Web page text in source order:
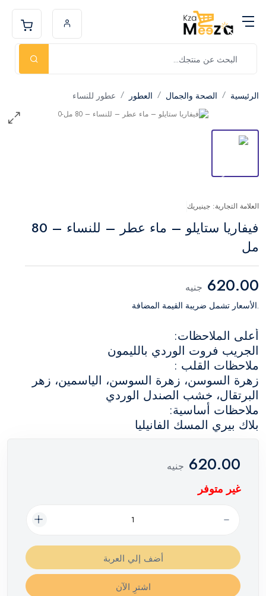
الرئيسية الصحة والجمال العطور عطور للنساء
العلامة التجارية: جينيريك
فيفاريا ستايلو – ماء عطر – للنساء – 80
مل
620.00 جنيه
.الأسعار تشمل ضريبة القيمة المضافة
أعلى الملاحظات:
الجريب فروت الوردي بالليمون
ملاحظات القلب :
زهرة السوسن، زهرة السوسن، الياسمين، زهر
البرتقال، خشب الصندل الوردي
ملاحظات أساسية:
بلاك بيري المسك الفانيليا
620.00 جنيه
غير متوفر
أضف إلي العربة
اشترِ الآن